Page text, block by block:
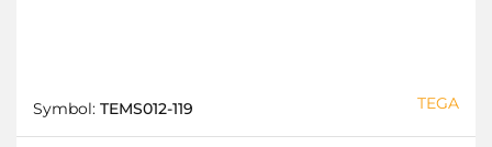
Symbol: TEMS012-119 TEGA